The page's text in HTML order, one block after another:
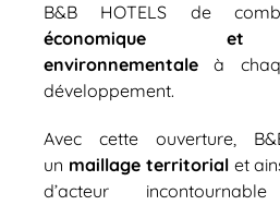
B&B HOTELS de
économique et
environnementaleà
développement.
Avec cette ouverture,
un maillage territorialet
d’acteur